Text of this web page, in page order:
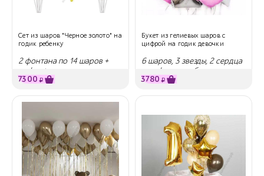
Сет из шаров "Черное золото" на
годик ребенку
2 фонтана по 14 шаров +
цифра+надпись
7300 ₽
Букет из гелиевых шаров с
цифрой на годик девочки
6 шаров, 3 звезды, 2 сердца
и цифра на выбор
3780 ₽